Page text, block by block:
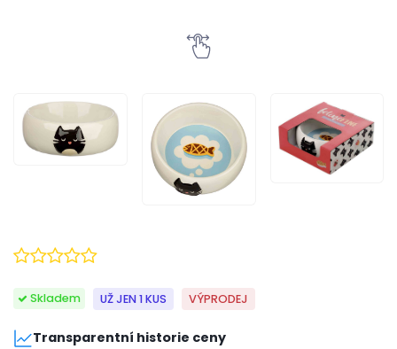
Skladem UŽ JEN 1 KUS VÝPRODEJ
Transparentní historie ceny